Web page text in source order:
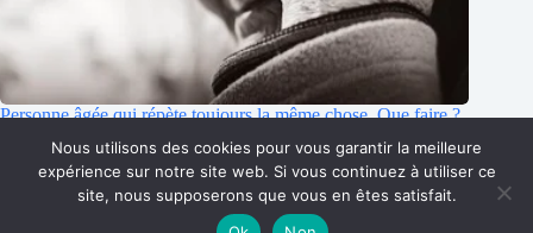
Personne âgée qui répète toujours la même chose. Que faire ?
23/07/2022
Nous utilisons des cookies pour vous garantir la meilleure
expérience sur notre site web. Si vous continuez à utiliser ce
site, nous supposerons que vous en êtes satisfait.